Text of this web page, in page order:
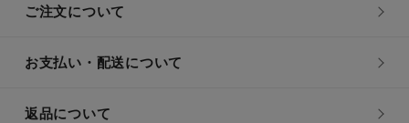
ご注文について
お支払い・配送について
返品について